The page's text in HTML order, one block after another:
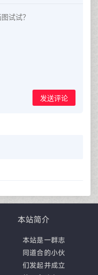
发送评论
本站简介
本站是一群志
同道合的小伙
们发起并成立